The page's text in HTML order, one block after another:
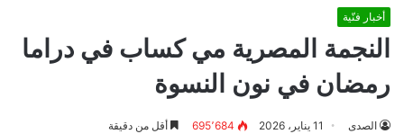
أخبار فنّية
النجمة المصرية مي كساب في دراما
رمضان في نون النسوة
الصدى 11 يناير، 2026 695٬684 أقل من دقيقة